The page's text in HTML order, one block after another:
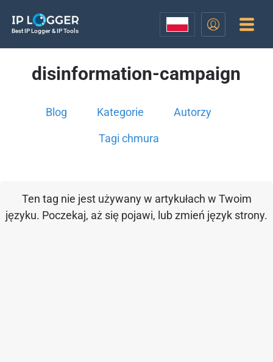
Best IP Logger & IP Tools
disinformation-campaign
Blog Kategorie Autorzy
Tagi chmura